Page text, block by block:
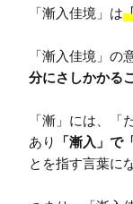
「漸入佳境」は
「漸入佳境」の
分にさしかかる
「漸」には、
あり
「漸入」で
とを指す言葉に